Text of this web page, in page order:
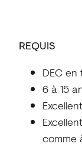
REQUIS
DEC en
6 à 15
comme